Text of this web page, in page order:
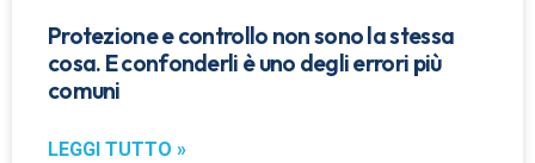
Protezione e controllo non sono la stessa
cosa. E confonderli è uno degli errori più
comuni
LEGGI TUTTO »